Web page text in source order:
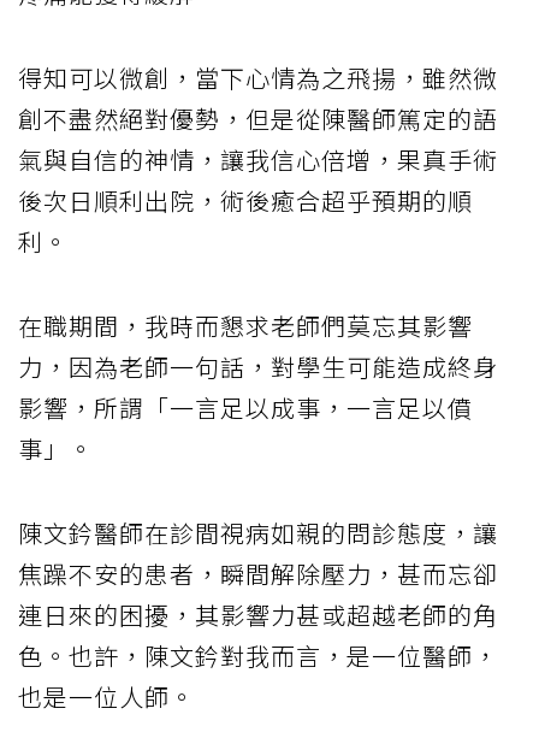
得知可以微創，當下心情為之飛揚，雖然微
創不盡然絕對優勢，但是從陳醫師篤定的語
氣與自信的神情，讓我信心倍增，果真手術
後次日順利出院，術後癒合超乎預期的順
利。
在職期間，我時而懇求老師們莫忘其影響
力，因為老師一句話，對學生可能造成終身
影響，所謂「一言足以成事，一言足以僨
事」。
陳文鈐醫師在診間視病如親的問診態度，讓
焦躁不安的患者，瞬間解除壓力，甚而忘卻
連日來的困擾，其影響力甚或超越老師的角
色。也許，陳文鈐對我而言，是一位醫師，
也是一位人師。